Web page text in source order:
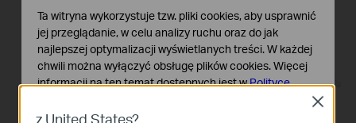
z United States?
Close
Ta witryna wykorzystuje tzw. pliki cookies, aby usprawnić
jej przeglądanie, w celu analizy ruchu oraz do jak
najlepszej optymalizacji wyświetlanych treści. W każdej
chwili można wyłączyć obsługę plików cookies. Więcej
informacji na ten temat dostępnych jest wPolityce